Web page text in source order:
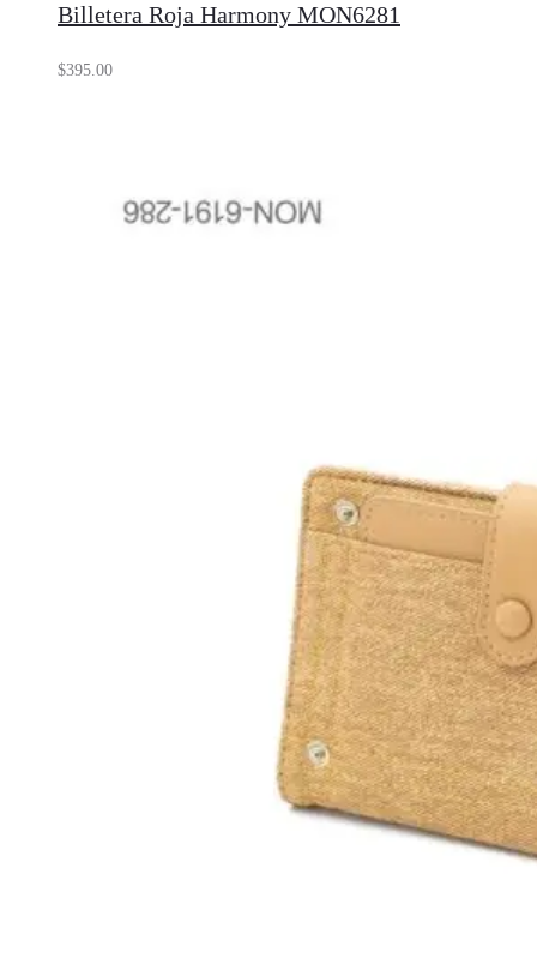
Billetera Roja Harmony MON6281
$395.00